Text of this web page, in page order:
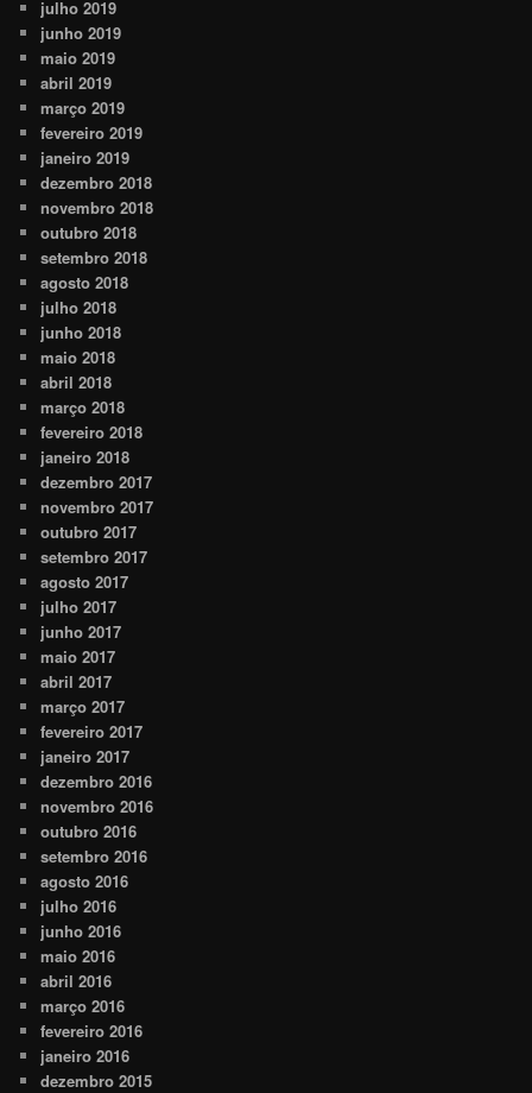
julho 2019
junho 2019
maio 2019
abril 2019
março 2019
fevereiro 2019
janeiro 2019
dezembro 2018
novembro 2018
outubro 2018
setembro 2018
agosto 2018
julho 2018
junho 2018
maio 2018
abril 2018
março 2018
fevereiro 2018
janeiro 2018
dezembro 2017
novembro 2017
outubro 2017
setembro 2017
agosto 2017
julho 2017
junho 2017
maio 2017
abril 2017
março 2017
fevereiro 2017
janeiro 2017
dezembro 2016
novembro 2016
outubro 2016
setembro 2016
agosto 2016
julho 2016
junho 2016
maio 2016
abril 2016
março 2016
fevereiro 2016
janeiro 2016
dezembro 2015